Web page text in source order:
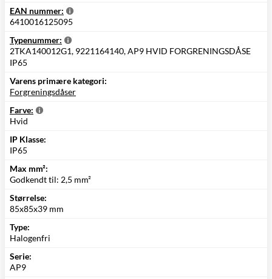
EAN nummer:
6410016125095
Typenummer:
2TKA140012G1, 9221164140, AP9 HVID FORGRENINGSDÅSE
IP65
Varens primære kategori:
Forgreningsdåser
Farve:
Hvid
IP Klasse:
IP65
Max mm²:
Godkendt til: 2,5 mm²
Størrelse:
85x85x39 mm
Type:
Halogenfri
Serie:
AP9